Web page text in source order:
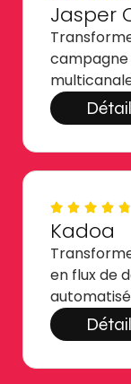
Jasper
Kadoa
en flux de